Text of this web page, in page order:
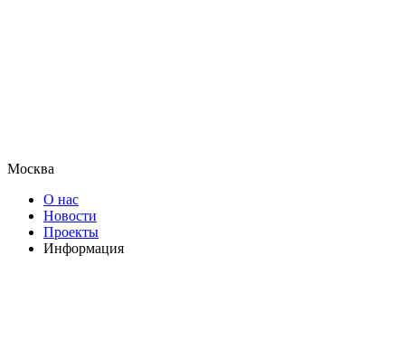
Москва
О нас
Новости
Проекты
Информация